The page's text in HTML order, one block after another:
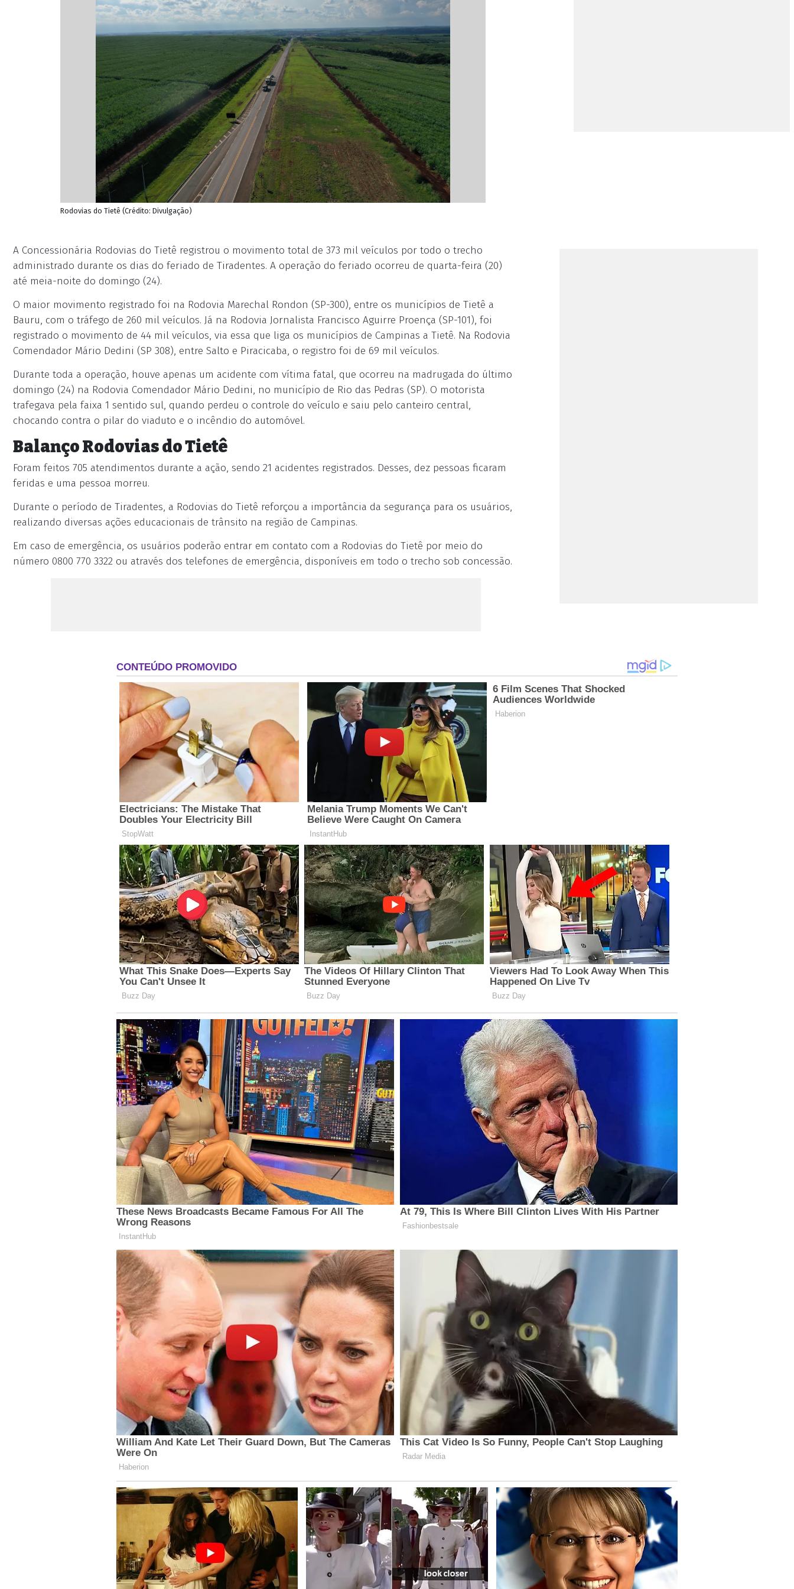
Rodovias do Tietê (Crédito: Divulgação)
A Concessionária Rodovias do Tietê registrou o movimento total de 373 mil veículos por todo o trecho
administrado durante os dias do feriado de Tiradentes. A operação do feriado ocorreu de quarta-feira (20)
até meia-noite do domingo (24).
O maior movimento registrado foi na Rodovia Marechal Rondon (SP-300), entre os municípios de Tietê a
Bauru, com o tráfego de 260 mil veículos. Já na Rodovia Jornalista Francisco Aguirre Proença (SP-101), foi
registrado o movimento de 44 mil veículos, via essa que liga os municípios de Campinas a Tietê. Na Rodovia
Comendador Mário Dedini (SP 308), entre Salto e Piracicaba, o registro foi de 69 mil veículos.
Durante toda a operação, houve apenas um acidente com vítima fatal, que ocorreu na madrugada do último
domingo (24) na Rodovia Comendador Mário Dedini, no município de Rio das Pedras (SP). O motorista
trafegava pela faixa 1 sentido sul, quando perdeu o controle do veículo e saiu pelo canteiro central,
chocando contra o pilar do viaduto e o incêndio do automóvel.
Balanço Rodovias do Tietê
Foram feitos 705 atendimentos durante a ação, sendo 21 acidentes registrados. Desses, dez pessoas ficaram
feridas e uma pessoa morreu.
Durante o período de Tiradentes, a Rodovias do Tietê reforçou a importância da segurança para os usuários,
realizando diversas ações educacionais de trânsito na região de Campinas.
Em caso de emergência, os usuários poderão entrar em contato com a Rodovias do Tietê por meio do
número 0800 770 3322 ou através dos telefones de emergência, disponíveis em todo o trecho sob concessão.